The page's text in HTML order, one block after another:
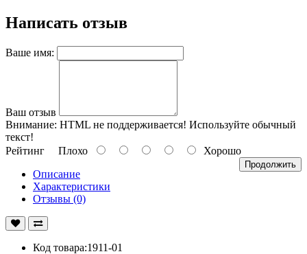
Написать отзыв
Ваше имя:
Ваш отзыв
Внимание: HTML не поддерживается! Используйте обычный
текст!
Рейтинг Плохо Хорошо
Продолжить
Описание
Характеристики
Отзывы (0)
Код товара:1911-01